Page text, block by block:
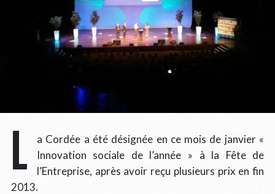
L
a Cordée a été désignée en ce mois de janvier «
Innovation sociale de l’année » à la Fête de
l’Entreprise, après avoir reçu plusieurs prix en fin
2013.